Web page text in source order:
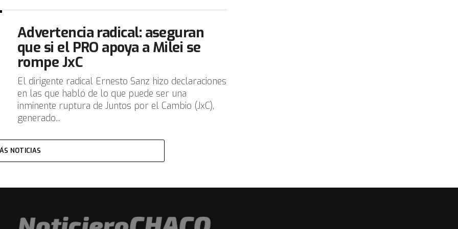
Advertencia radical: aseguran
que si el PRO apoya a Milei se
rompe JxC
El dirigente radical Ernesto Sanz hizo declaraciones
en las que habló de lo que puede ser una
inminente ruptura de Juntos por el Cambio (JxC),
generado...
NOTICIAS